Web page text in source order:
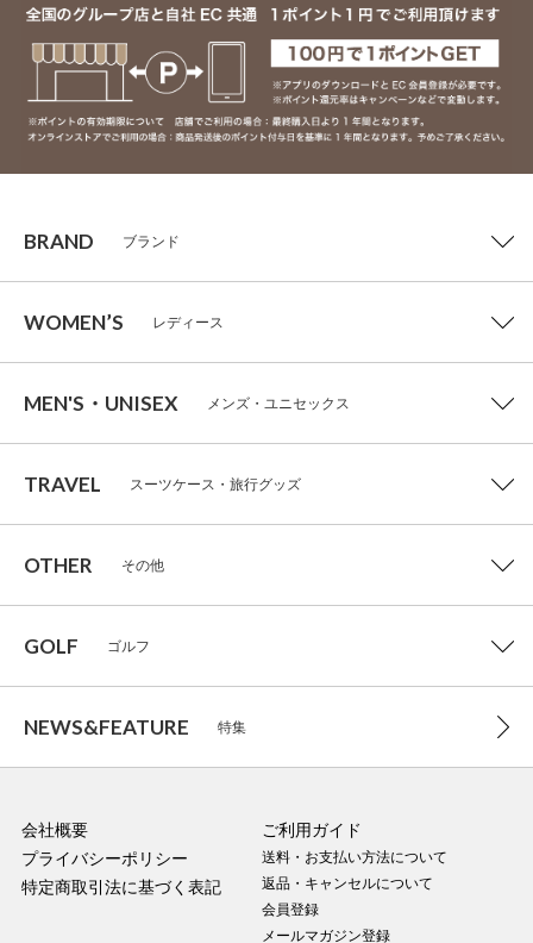
BRAND ブランド
WOMEN’S レディース
MEN'S・UNISEX メンズ・ユニセックス
TRAVEL スーツケース・旅行グッズ
OTHER その他
GOLF ゴルフ
NEWS&FEATURE 特集
会社概要
プライバシーポリシー
特定商取引法に基づく表記
ご利用ガイド
送料・お支払い方法について
返品・キャンセルについて
会員登録
メールマガジン登録